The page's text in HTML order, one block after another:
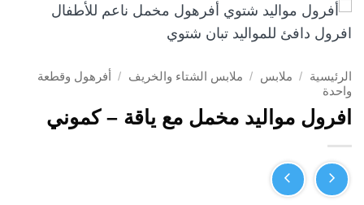
الرئيسية / ملابس / ملابس الشتاء والخريف / أفرهول وقطعة
واحدة
افرول مواليد مخمل مع ياقة – كموني